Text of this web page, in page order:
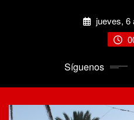
jueves, 6
Síguenos